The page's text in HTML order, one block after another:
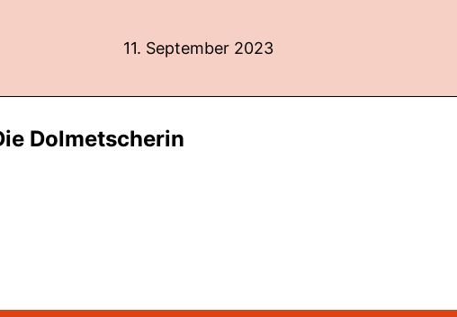
11. September 2023